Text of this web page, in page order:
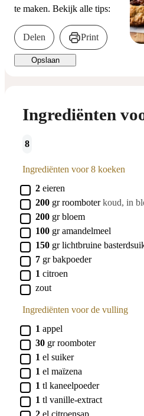
te maken. Bekijk alle tips:
Delen Print
Opslaan
Ingrediënten
8
Ingrediënten voor 8 koeken
▢
2 eieren
▢
200 gr roomboter koud, in
▢
200 gr bloem
▢
100 gr amandelmeel
▢
150 gr lichtbruine
▢
7 gr bakpoeder
▢
1 citroen
▢
zout
Ingrediënten voor de vulling
▢
1 appel
▢
30 gr roomboter
▢
1 el suiker
▢
1 el maïzena
▢
1 tl kaneelpoeder
▢
1 tl vanille-extract
▢
2 el citroensap